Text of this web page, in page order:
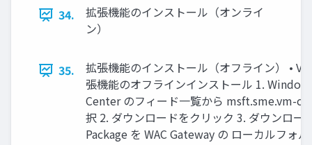
34.
拡張機能のインストール（オンライ
ン）
35.
拡張機能のインストール（オフライン） •
張機能のオフラインインストール 1.
Center のフィード一覧から msft.sme.vm-
択 2. ダウンロードをクリック 3. ダウンロー
Package を WAC Gateway の ローカルフォ